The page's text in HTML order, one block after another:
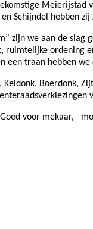
Meierijstad
Schijndel hebben
zijn we aan de slag
ruimtelijke ordening
een traan hebben
Boerdonk,
voor mekaar,